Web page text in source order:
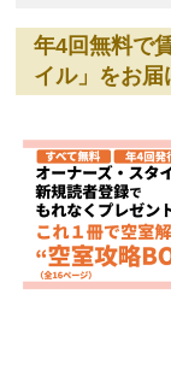
年4回無料で
イル」をお届